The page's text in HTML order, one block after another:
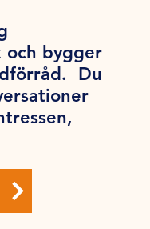
bygger
Du